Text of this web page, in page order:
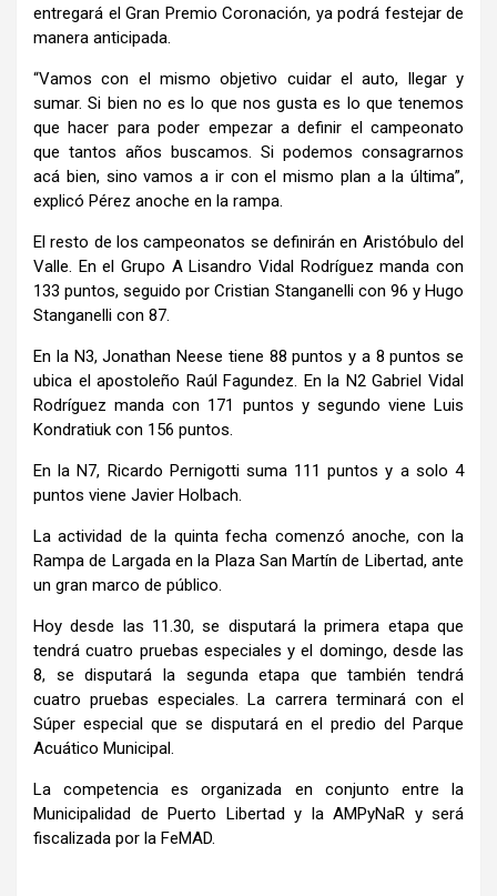
entregará el Gran Premio Coronación, ya podrá festejar de
manera anticipada.
“Vamos con el mismo objetivo cuidar el auto, llegar y
sumar. Si bien no es lo que nos gusta es lo que tenemos
que hacer para poder empezar a definir el campeonato
que tantos años buscamos. Si podemos consagrarnos
acá bien, sino vamos a ir con el mismo plan a la última”,
explicó Pérez anoche en la rampa.
El resto de los campeonatos se definirán en Aristóbulo del
Valle. En el Grupo A Lisandro Vidal Rodríguez manda con
133 puntos, seguido por Cristian Stanganelli con 96 y Hugo
Stanganelli con 87.
En la N3, Jonathan Neese tiene 88 puntos y a 8 puntos se
ubica el apostoleño Raúl Fagundez. En la N2 Gabriel Vidal
Rodríguez manda con 171 puntos y segundo viene Luis
Kondratiuk con 156 puntos.
En la N7, Ricardo Pernigotti suma 111 puntos y a solo 4
puntos viene Javier Holbach.
La actividad de la quinta fecha comenzó anoche, con la
Rampa de Largada en la Plaza San Martín de Libertad, ante
un gran marco de público.
Hoy desde las 11.30, se disputará la primera etapa que
tendrá cuatro pruebas especiales y el domingo, desde las
8, se disputará la segunda etapa que también tendrá
cuatro pruebas especiales. La carrera terminará con el
Súper especial que se disputará en el predio del Parque
Acuático Municipal.
La competencia es organizada en conjunto entre la
Municipalidad de Puerto Libertad y la AMPyNaR y será
fiscalizada por la FeMAD.